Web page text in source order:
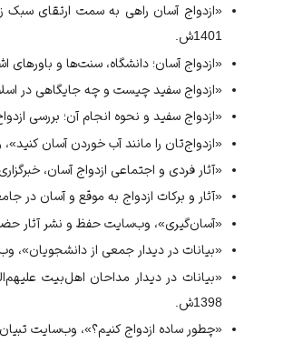
↑ «چطور ساده ازدواج کنیم؟»، وب‌سایت
↑ «ازدواج سفید چیست و چه جایگاهی در
↑ «ازدواج‌تان را مانند آب خوردن آسان
↑ «ازدواج آسان؛ دانشگاه، سنت‌ها و
↑ فولادی، «بازكاوي و نقد نظريه‌ها و
↑ نوری، مستدرك الوسائل، بی‌تا، ج14، ص216.
↑ سوره نور، آیه 32.
طباطبایی، ترجمه تفسیر المیزان، بی‌تا، ج18، ص500.
↑
مکارم، داستان ياران، 1390ش، ج1، ص246.
هشت سنت غلط ازدواج از نگاه رهبر
«آثار و برکات ازدواج به موقع و آسان
1401ش.
«ازدواج آسان؛ دانشگاه، سنت‌ها و باورهای
«ازدواج سفید چیست و چه جایگاهی در اسلام
«ازدواج سفید و نحوه انجام آن؛ بررسی ازدواج سفید
«ازدواج‌تان را مانند آب خوردن آسان کنید»، وب‌سایت
«آثار فردی و اجتماعی ازدواج آسان، خبرگزاری
«آثار و برکات ازدواج به موقع و آسان در جامعه
«آسان‌گیری»، وب‌سایت حفظ و نشر آثار حضرت
«بیانات در دیدار جمعى از دانشجویان»،
1398ش.
«چطور ساده ازدواج کنیم؟»، وب‌سایت تبیان، تاریخ